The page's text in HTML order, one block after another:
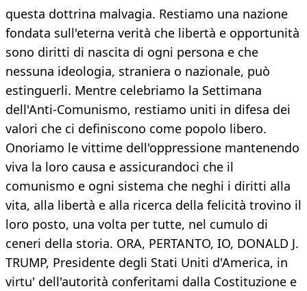
questa dottrina malvagia. Restiamo una nazione
fondata sull'eterna verità che libertà e opportunità
sono diritti di nascita di ogni persona e che
nessuna ideologia, straniera o nazionale, può
estinguerli. Mentre celebriamo la Settimana
dell'Anti-Comunismo, restiamo uniti in difesa dei
valori che ci definiscono come popolo libero.
Onoriamo le vittime dell'oppressione mantenendo
viva la loro causa e assicurandoci che il
comunismo e ogni sistema che neghi i diritti alla
vita, alla libertà e alla ricerca della felicità trovino il
loro posto, una volta per tutte, nel cumulo di
ceneri della storia. ORA, PERTANTO, IO, DONALD J.
TRUMP, Presidente degli Stati Uniti d'America, in
virtu' dell'autorità conferitami dalla Costituzione e